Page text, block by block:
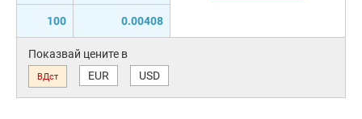
100 0.00408
Показвай цените в
ВДст EUR USD